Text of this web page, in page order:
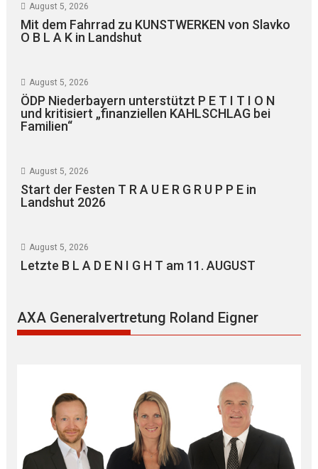
August 5, 2026
Mit dem Fahrrad zu KUNSTWERKEN von Slavko
O B L A K in Landshut
August 5, 2026
ÖDP Niederbayern unterstützt P E T I T I O N
und kritisiert „finanziellen KAHLSCHLAG bei
Familien“
August 5, 2026
Start der Festen T R A U E R G R U P P E in
Landshut 2026
August 5, 2026
Letzte B L A D E N I G H T am 11. AUGUST
AXA Generalvertretung Roland Eigner